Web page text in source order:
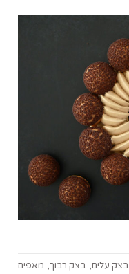
בצק עלים, בצק רבוך, מאפים